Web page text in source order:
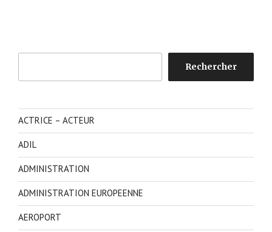
Rechercher
ACTRICE – ACTEUR
ADIL
ADMINISTRATION
ADMINISTRATION EUROPEENNE
AEROPORT